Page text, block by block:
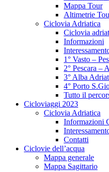
Mappa Tour
Altimetrie
Ciclovia Adriatica
Ciclovia
Informazioni
1° Vasto –
2° Pescara –
3° Alba
4° Porto
Tutto il
Cicloviaggi 2023
Ciclovia Adriatica
Informazioni
Contatti
Ciclovie dell’acqua
Mappa generale
Mappa Sagittario